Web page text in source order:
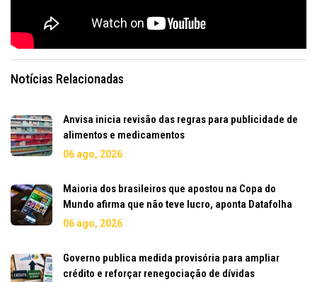
Notícias Relacionadas
Anvisa inicia revisão das regras para publicidade de
alimentos e medicamentos
06 ago, 2026
Maioria dos brasileiros que apostou na Copa do
Mundo afirma que não teve lucro, aponta Datafolha
06 ago, 2026
Governo publica medida provisória para ampliar
crédito e reforçar renegociação de dívidas